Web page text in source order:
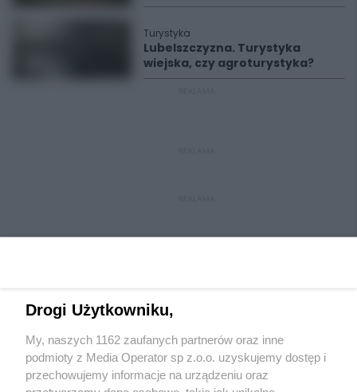
Turystyka
Lubelszczyzna. Turystyka
wiejska, czy agroturystyka?
Wydawca mediówlokalnych
Drogi Użytkowniku,
My, naszych 1162 zaufanych partnerów oraz inne
podmioty z Media Operator sp z.o.o. uzyskujemy dostęp i
przechowujemy informacje na urządzeniu oraz